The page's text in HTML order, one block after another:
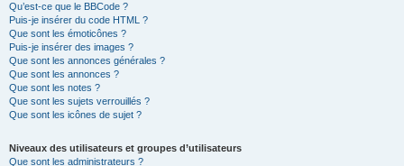
Qu’est-ce que le BBCode ?
Puis-je insérer du code HTML ?
Que sont les émoticônes ?
Puis-je insérer des images ?
Que sont les annonces générales ?
Que sont les annonces ?
Que sont les notes ?
Que sont les sujets verrouillés ?
Que sont les icônes de sujet ?
Niveaux des utilisateurs et groupes d’utilisateurs
Que sont les administrateurs ?